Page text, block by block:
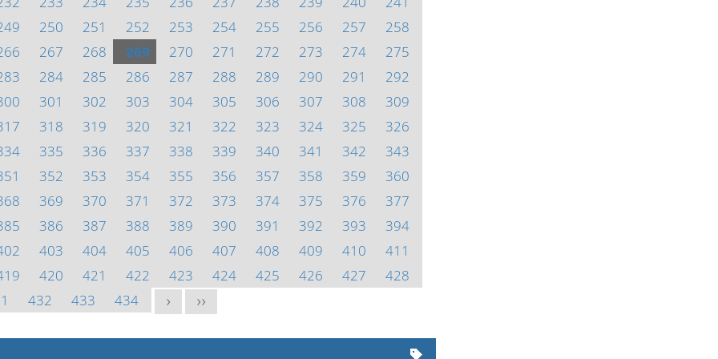
250 251 252 253 254 255 256 257
258
267 268 269 270 271 272 273 274
275
284 285 286 287 288 289 290 291
292
301 302 303 304 305 306 307 308
309
318 319 320 321 322 323 324 325
326
335 336 337 338 339 340 341 342
343
352 353 354 355 356 357 358 359
360
369 370 371 372 373 374 375 376
377
386 387 388 389 390 391 392 393
394
403 404 405 406 407 408 409 410
411
420 421 422 423 424 425 426 427
428
432 433 434 > >>